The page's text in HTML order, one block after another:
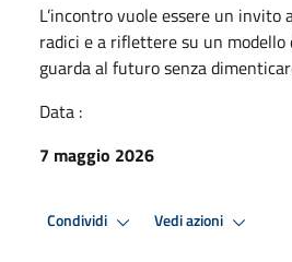
L’incontro vuole essere un invito
radici e a riflettere su un modello
guarda al futuro senza
Data :
7 maggio 2026
Condividi Vedi azioni